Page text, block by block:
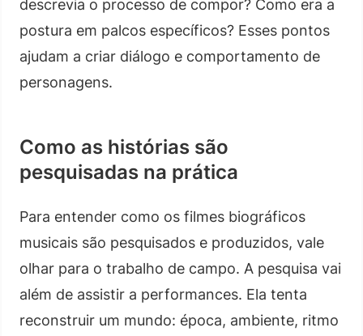
descrevia o processo de compor? Como era a
postura em palcos específicos? Esses pontos
ajudam a criar diálogo e comportamento de
personagens.
Como as histórias são
pesquisadas na prática
Para entender como os filmes biográficos
musicais são pesquisados e produzidos, vale
olhar para o trabalho de campo. A pesquisa vai
além de assistir a performances. Ela tenta
reconstruir um mundo: época, ambiente, ritmo